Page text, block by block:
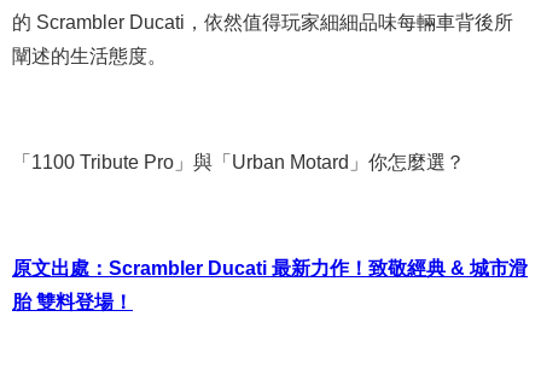
的 Scrambler Ducati，依然值得玩家細細品味每輛車背後所
闡述的生活態度。
「1100 Tribute Pro」與「Urban Motard」你怎麼選？
原文出處：Scrambler Ducati 最新力作！致敬經典 & 城市滑
胎 雙料登場！